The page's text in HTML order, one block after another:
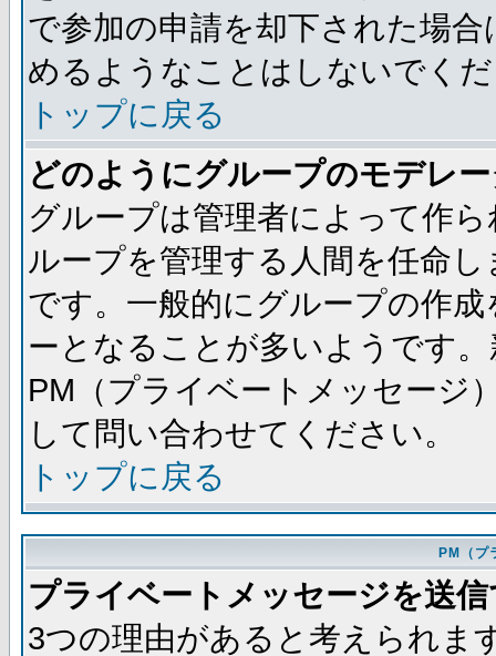
で参加の申請を却下された場
めるようなことはしないでく
トップに戻る
どのようにグループのモデレ
グループは管理者によって作
ループを管理する人間を任命
です。一般的にグループの作
ーとなることが多いようです
PM（プライベートメッセージ
して問い合わせてください。
トップに戻る
PM（プ
プライベートメッセージを送
3つの理由があると考えられま